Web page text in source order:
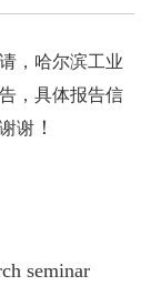
， 哈尔滨工业
，具体报告信
谢 ！
seminar